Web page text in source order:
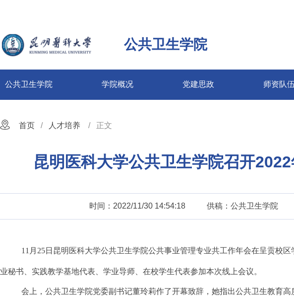
公共卫生学院
公共卫生学院 学院概况 党建思政 师资队伍
首页 人才培养 正文
昆明医科大学公共卫生学院召开
时间：2022/11/30 14:54:18 供稿：公共卫生学院
11 月 25日昆明医科大学公共卫生学院公共事业管理专业共工作年会在呈贡校区
业秘书、实践教学基地代表、学业导师、在校学生代表参加本次线上会议。
会上，公共卫生学院党委副书记董玲莉作了开幕致辞，她指出公共卫生教育